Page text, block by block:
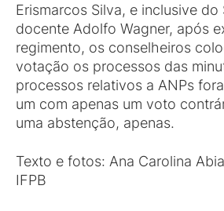
Erismarcos Silva, e inclusive
docente Adolfo Wagner, após
regimento, os conselheiros
votação os processos das
processos relativos a ANPs
um com apenas um voto
uma abstenção, apenas.
Texto e fotos: Ana Carolina
IFPB